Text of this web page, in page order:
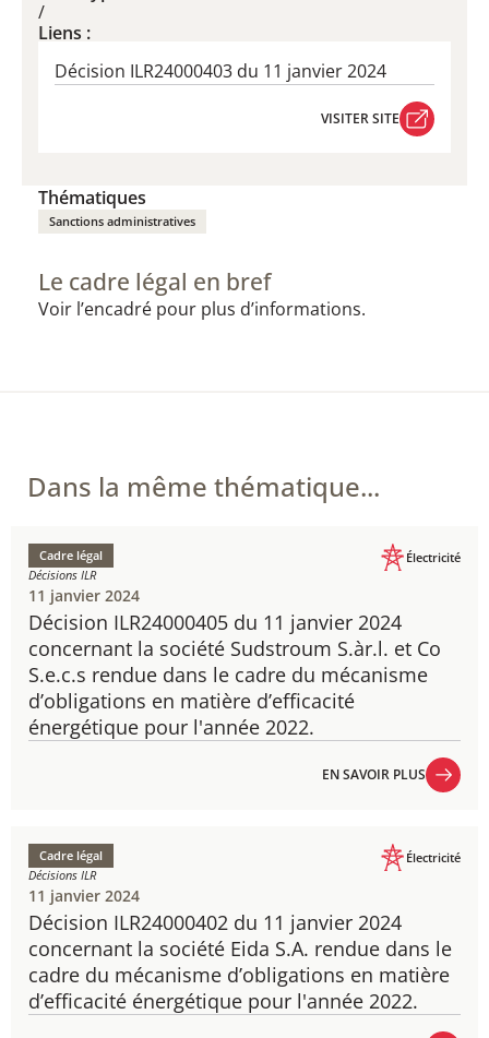
/
Liens :
Décision ILR24000403 du 11 janvier 2024
VISITER SITE
Thématiques
Sanctions administratives
Le cadre légal en bref
Voir l’encadré pour plus d’informations.
Dans la même thématique...
Décision ILR24000405 du 11 janvier 2024
​concernant la société Sudstroum S.àr.l. et Co
S.e.c.s rendue dans le cadre du mécanisme
d’obligations en matière d’efficacité
énergétique pour l'année 2022.
Cadre légal
Décisions ILR
Électricité
11 janvier 2024
EN SAVOIR PLUS
Décision ILR24000402 du 11 janvier 2024
concernant la société Eida S.A. rendue dans le
cadre du mécanisme d’obligations en matière
d’efficacité énergétique pour l'année 2022.
Cadre légal
Décisions ILR
Électricité
11 janvier 2024